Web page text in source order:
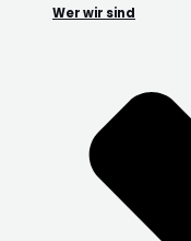
Wer wir sind